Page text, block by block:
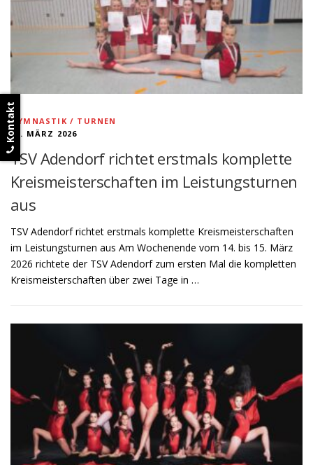
GYMNASTIK / TURNEN
26. MÄRZ 2026
TSV Adendorf richtet erstmals komplette
Kreismeisterschaften im Leistungsturnen
aus
TSV Adendorf richtet erstmals komplette Kreismeisterschaften
im Leistungsturnen aus Am Wochenende vom 14. bis 15. März
2026 richtete der TSV Adendorf zum ersten Mal die kompletten
Kreismeisterschaften über zwei Tage in …
Kontakt